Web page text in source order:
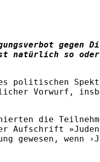
gegen
so oder
politischen
Vorwurf,
die
»Juden
wenn